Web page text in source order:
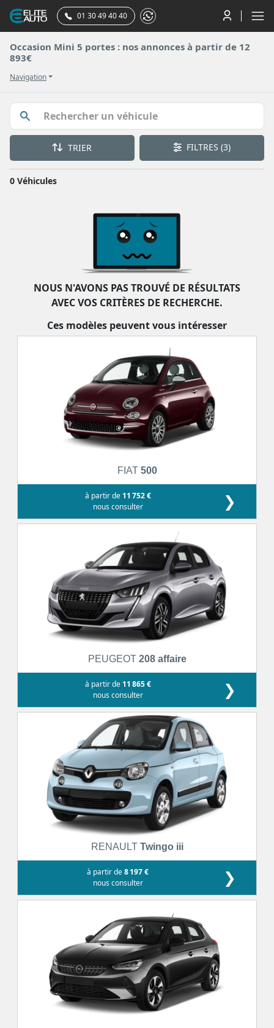
01 30 49 40 40
Occasion Mini 5 portes : nos annonces à partir de 12
893€
Navigation
TRIER FILTRES(3)
0 Véhicules
NOUS N'AVONS PAS TROUVÉ DE RÉSULTATS
AVEC VOS CRITÈRES DE RECHERCHE.
Ces modèles peuvent vous intéresser
FIAT 500
à partir de 11 752 €
nous consulter
❯
PEUGEOT 208 affaire
à partir de 11 865 €
nous consulter
❯
RENAULT Twingo iii
à partir de8 197 €
nous consulter
❯